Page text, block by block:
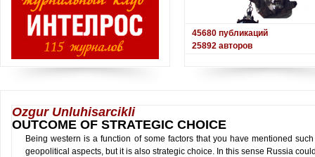
45680 публикаций
25892 авторов
Ozgur Unluhisarcikli
OUTCOME OF STRATEGIC CHOICE
Being western is a function of some factors that you have mentioned
geopolitical aspects, but it is also strategic choice. In this sense Russia